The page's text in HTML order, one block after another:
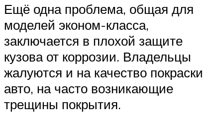
Ещё одна проблема, общая для
моделей эконом-класса,
заключается в плохой защите
кузова от коррозии. Владельцы
жалуются и на качество покраски
авто, на часто возникающие
трещины покрытия.